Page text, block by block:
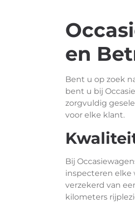
en
Bent u op zoek
bent u bij
zorgvuldig
voor elke klant.
Bij
inspecteren elke
verzekerd van
kilometers